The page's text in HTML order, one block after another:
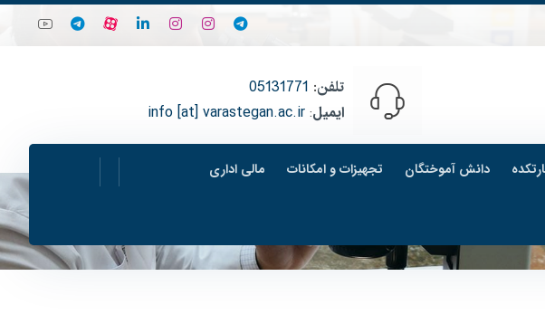
تلفن:
05131771
ایمیل:
info [at] varastegan.ac.ir
دانش آموختگان تجهیزات و امکانات مالی اداری